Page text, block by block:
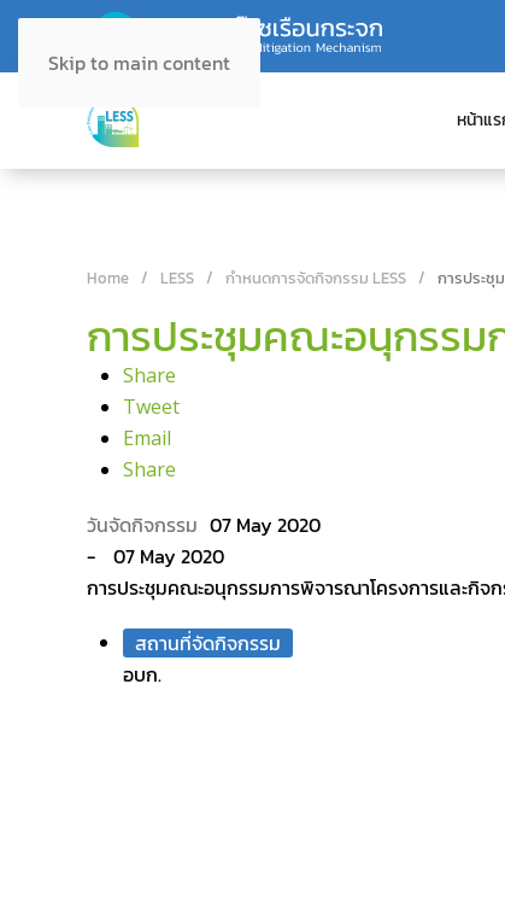
Skip to main content
หน้าแร
Home LESS กำหนดการจัดกิจกรรม LESS การประชุ
การประชุมคณะอนุกรรม
Share
Tweet
Email
Share
07 May 2020
07 May 2020
การประชุมคณะอนุกรรมการพิจารณาโครงการและกิจ
สถานที่จัดกิจกรรม
อบก.